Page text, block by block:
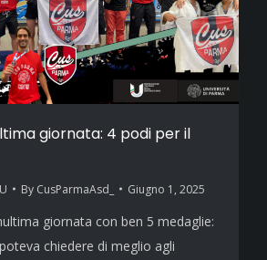
giornata: 4 podi per il
By CusParmaAsd_ Giugno 1, 2025
giornata con ben 5 medaglie:
chiedere di meglio agli